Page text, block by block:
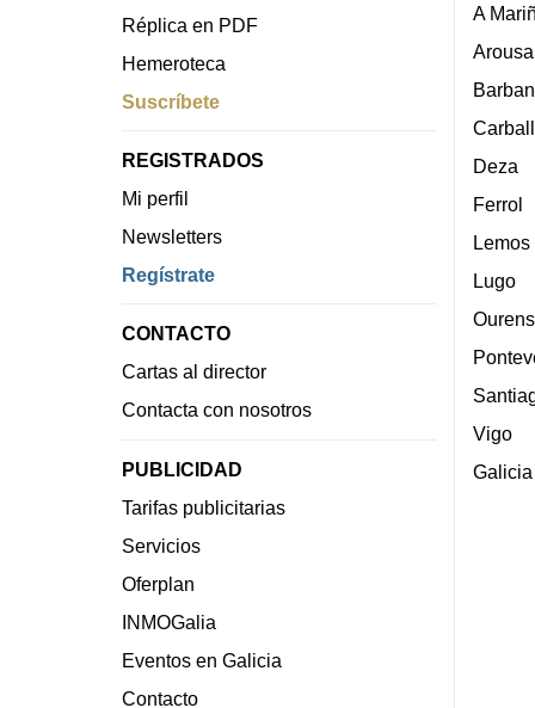
Réplica en PDF
Hemeroteca
Suscríbete
REGISTRADOS
Mi perfil
Newsletters
Regístrate
CONTACTO
Cartas al director
Contacta con nosotros
PUBLICIDAD
Tarifas publicitarias
Servicios
Oferplan
INMOGalia
Eventos en Galicia
Contacto
A
Arousa
Deza
Ferrol
Lemos
Lugo
Vigo